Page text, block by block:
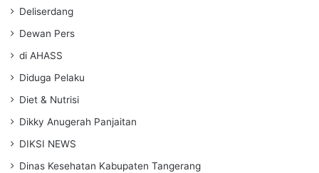
Deliserdang
Dewan Pers
di AHASS
Diduga Pelaku
Diet & Nutrisi
Dikky Anugerah Panjaitan
DIKSI NEWS
Dinas Kesehatan Kabupaten Tangerang